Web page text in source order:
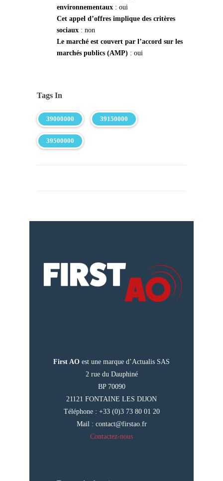
environnementaux : oui
Cet appel d’offres implique des critères
sociaux : non
Le marché est couvert par l’accord sur les
marchés publics (AMP) : oui
Tags In
39000000 39150000
39500000
First AO est une marque d’Actualis SAS
2 rue du Dauphiné
BP 70090
21121 FONTAINE LES DIJON
Téléphone : +33 (0)3 73 80 01 20
Mail : contact@firstao.fr
Contactez-nous